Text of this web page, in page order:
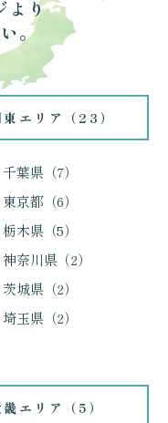
より
。
東エリア（23）
千葉県（7）
東京都（6）
栃木県（5）
神奈川県（2）
茨城県（2）
埼玉県（2）
エリア（5）